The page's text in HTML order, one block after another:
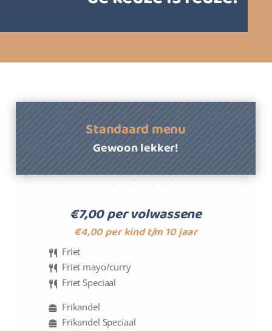
Standaard menu
Gewoon lekker!
€7,00 per volwassene
€4,00 per kind t/m 10 jaar
Friet
Friet mayo/curry
Friet Speciaal
Frikandel
Frikandel Speciaal